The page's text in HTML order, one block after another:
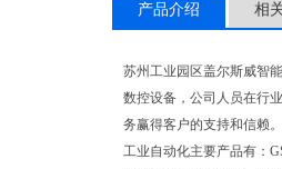
产品介绍 相
苏州工业园区盖尔斯威智
数控设备，公司人员在行
务赢得客户的支持和信赖。
工业自动化主要产品有：